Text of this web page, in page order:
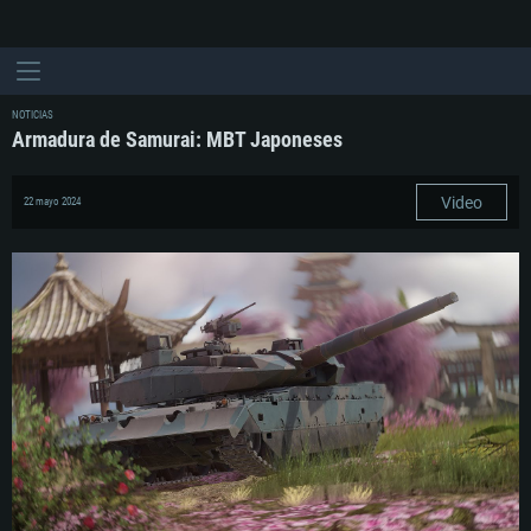
NOTICIAS
Armadura de Samurai: MBT Japoneses
22 mayo 2024 Video